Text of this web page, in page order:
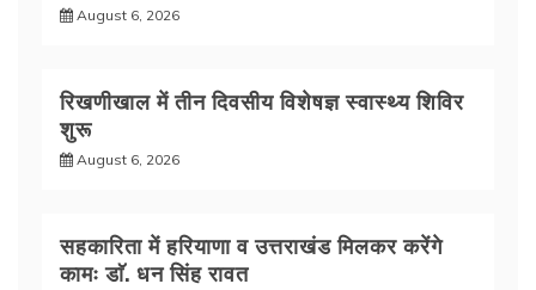
August 6, 2026
रिखणीखाल में तीन दिवसीय विशेषज्ञ स्वास्थ्य शिविर
शुरू
August 6, 2026
सहकारिता में हरियाणा व उत्तराखंड मिलकर करेंगे
कामः डाॅ. धन सिंह रावत